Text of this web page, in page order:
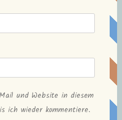
und Website in diesem
ich wieder kommentiere.